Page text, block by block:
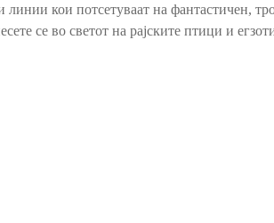
кои потсетуваат на фантастичен,
се во светот на рајските птици и